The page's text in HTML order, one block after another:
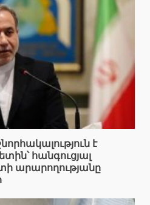
է
հանգուցյալ
արարողությանը